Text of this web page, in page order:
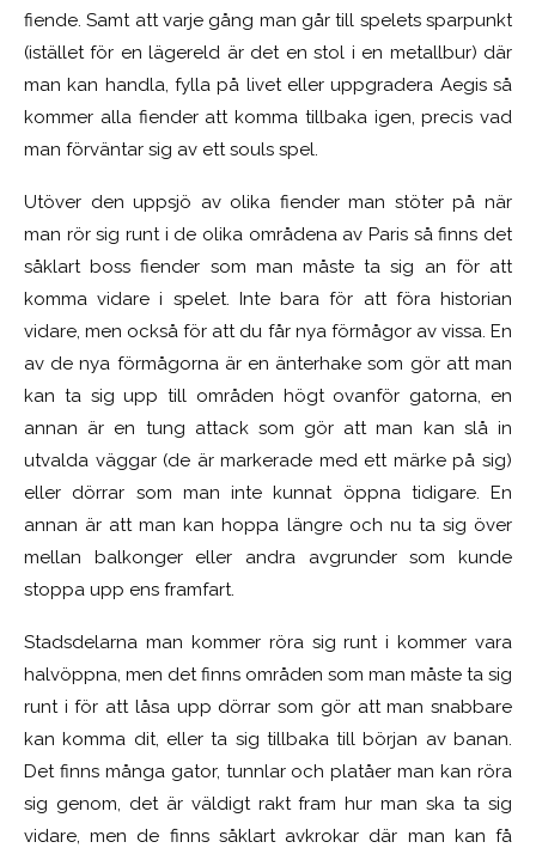
fiende. Samt att varje gång man går till spelets sparpunkt
(istället för en lägereld är det en stol i en metallbur) där
man kan handla, fylla på livet eller uppgradera Aegis så
kommer alla fiender att komma tillbaka igen, precis vad
man förväntar sig av ett souls spel.
Utöver den uppsjö av olika fiender man stöter på när
man rör sig runt i de olika områdena av Paris så finns det
såklart boss fiender som man måste ta sig an för att
komma vidare i spelet. Inte bara för att föra historian
vidare, men också för att du får nya förmågor av vissa. En
av de nya förmågorna är en änterhake som gör att man
kan ta sig upp till områden högt ovanför gatorna, en
annan är en tung attack som gör att man kan slå in
utvalda väggar (de är markerade med ett märke på sig)
eller dörrar som man inte kunnat öppna tidigare. En
annan är att man kan hoppa längre och nu ta sig över
mellan balkonger eller andra avgrunder som kunde
stoppa upp ens framfart.
Stadsdelarna man kommer röra sig runt i kommer vara
halvöppna, men det finns områden som man måste ta sig
runt i för att låsa upp dörrar som gör att man snabbare
kan komma dit, eller ta sig tillbaka till början av banan.
Det finns många gator, tunnlar och platåer man kan röra
sig genom, det är väldigt rakt fram hur man ska ta sig
vidare, men de finns såklart avkrokar där man kan få